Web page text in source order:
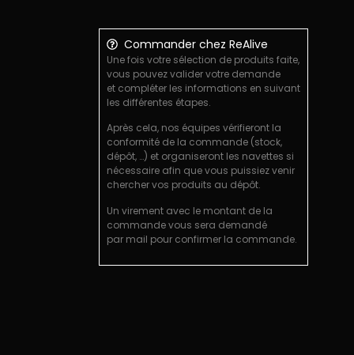
Commander chez ReAlive
Une fois votre sélection de produits faite,
vous pouvez valider votre demande
et compléter les informations en suivant
les différentes étapes.
Après cela, nos équipes vérifieront la
conformité de la commande (stock,
dépôt, …) et organiseront les navettes si
nécessaire afin que vous puissiez venir
chercher vos produits au dépôt.
Un virement avec le montant de la
commande vous sera demandé
par mail pour confirmer la commande.